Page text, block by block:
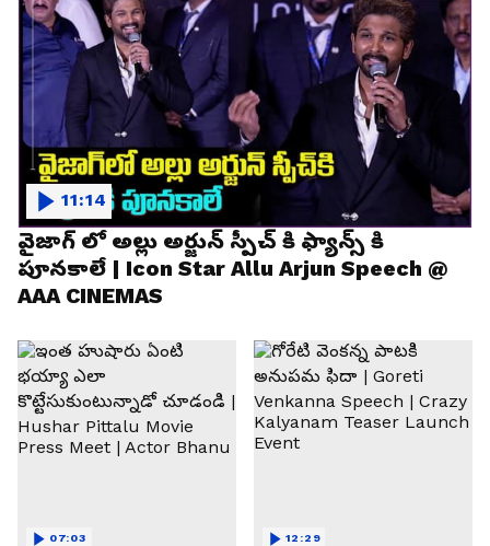
వైజాగ్ లో అల్లు అర్జున్ స్పీచ్ కి ఫ్యాన్స్ కి
పూనకాలే | Icon Star Allu Arjun Speech @
AAA CINEMAS
11:14
07:03 12:29